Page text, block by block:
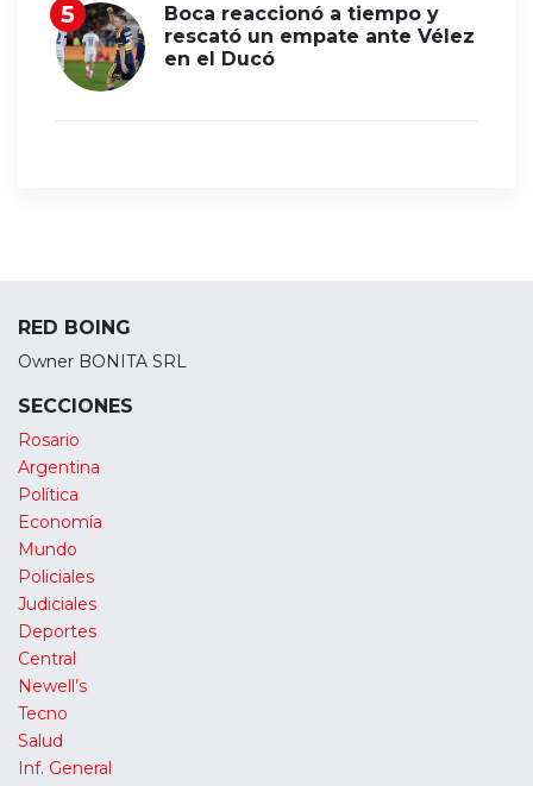
Boca reaccionó a tiempo y
rescató un empate ante Vélez
en el Ducó
RED BOING
Owner BONITA SRL
SECCIONES
Rosario
Argentina
Política
Economía
Mundo
Policiales
Judiciales
Deportes
Central
Newell’s
Tecno
Salud
Inf. General